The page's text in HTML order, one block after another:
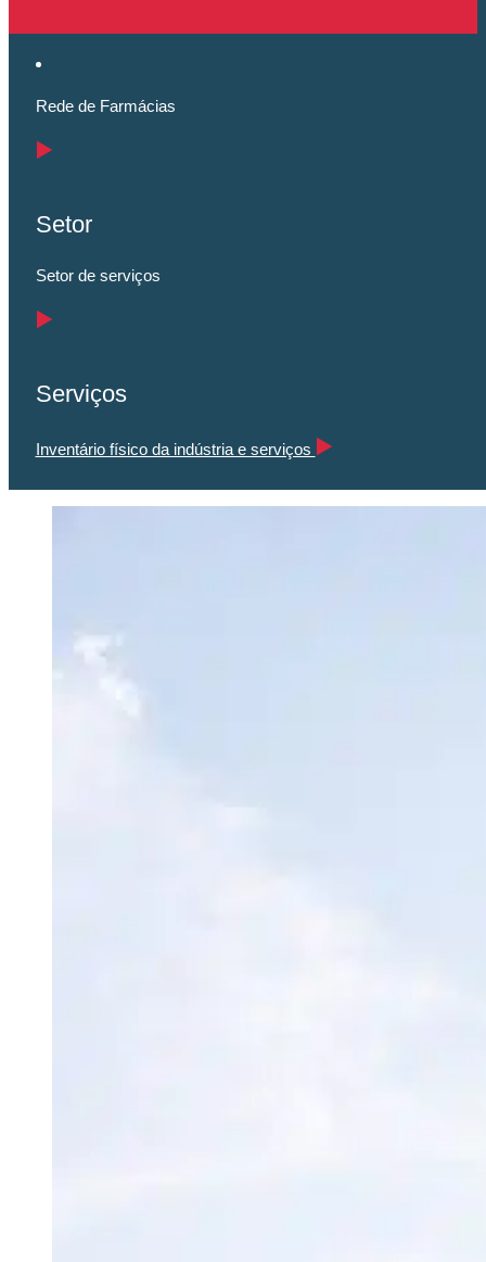
Rede de Farmácias
Setor
Setor de serviços
Serviços
Inventário físico da indústria e serviços